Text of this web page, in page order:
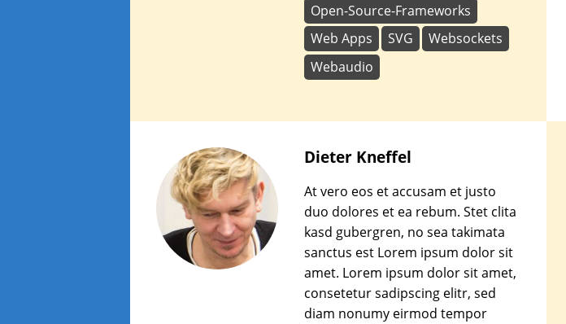
Open-Source-Frameworks
Web Apps
SVG
Websockets
Webaudio
Dieter Kneffel
At vero eos et accusam et justo
duo dolores et ea rebum. Stet clita
kasd gubergren, no sea takimata
sanctus est Lorem ipsum dolor sit
amet. Lorem ipsum dolor sit amet,
consetetur sadipscing elitr, sed
diam nonumy eirmod tempor